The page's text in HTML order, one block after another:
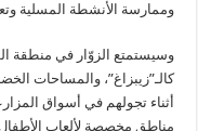
وممارسة الأنشطة المسلية
وسيستمتع الزوّار في منطقة
كالـ”زيبزاغ”، والمساحات
أثناء تجولهم في أسواق
مناطق مخصصة لألعاب